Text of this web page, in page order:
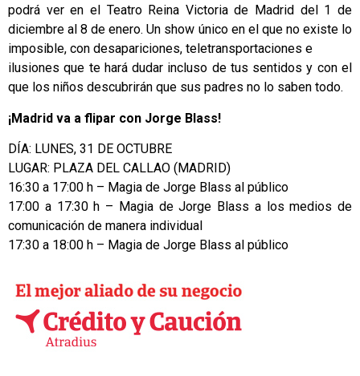
podrá ver en el Teatro Reina Victoria de Madrid del 1 de
diciembre al 8 de enero. Un show único en el que no existe lo
imposible, con desapariciones, teletransportaciones e
ilusiones que te hará dudar incluso de tus sentidos y con el
que los niños descubrirán que sus padres no lo saben todo.
¡Madrid va a flipar con Jorge Blass!
DÍA: LUNES, 31 DE OCTUBRE
LUGAR: PLAZA DEL CALLAO (MADRID)
16:30 a 17:00 h – Magia de Jorge Blass al público
17:00 a 17:30 h – Magia de Jorge Blass a los medios de
comunicación de manera individual
17:30 a 18:00 h – Magia de Jorge Blass al público